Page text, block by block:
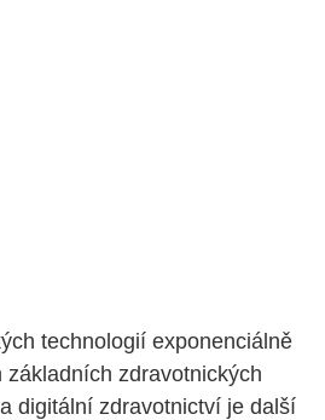
technologií exponenciálně
zdravotnických
digitální zdravotnictví je další